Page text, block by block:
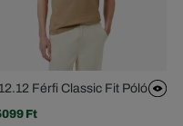
Férfi Classic Fit Póló
Ft